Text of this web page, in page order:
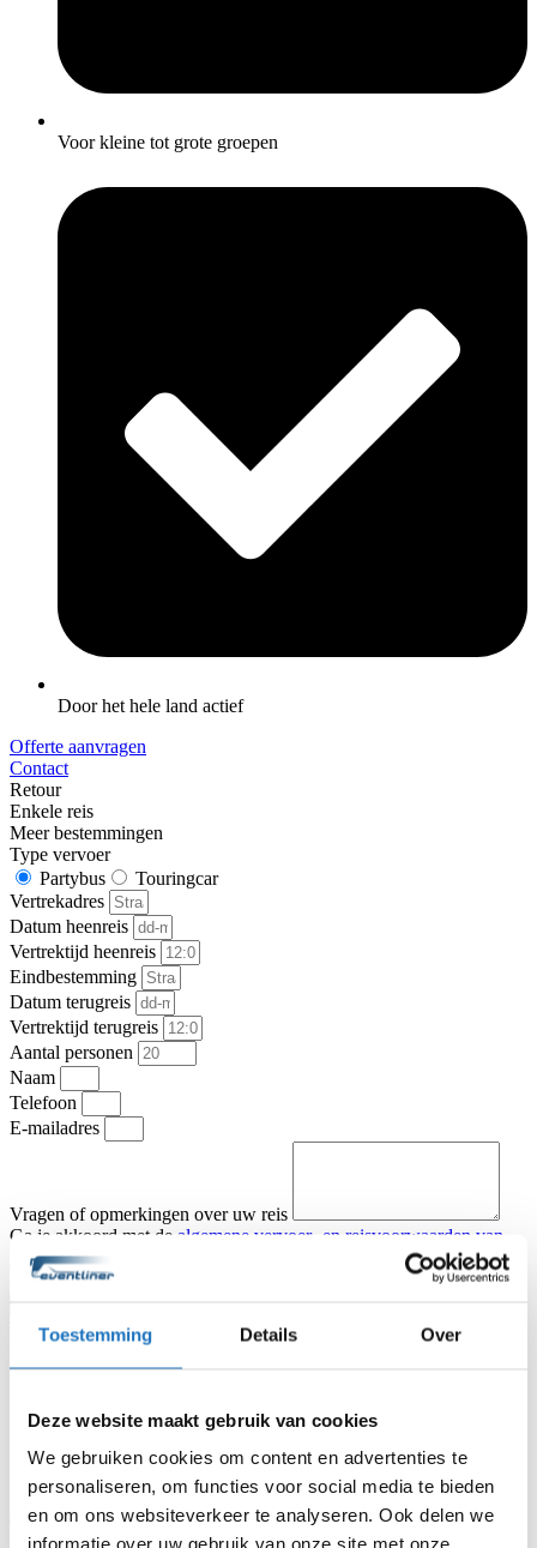
Toestemming Details Over
Deze website maakt gebruik van cookies
We gebruiken cookies om content en advertenties te
personaliseren, om functies voor social media te bieden
en om ons websiteverkeer te analyseren. Ook delen we
informatie over uw gebruik van onze site met onze
Voor kleine tot grote groepen
Door het hele land actief
Offerte aanvragen
Contact
Retour
Enkele reis
Meer bestemmingen
Type vervoer
Partybus
Touringcar
Vertrekadres
Datum heenreis
Vertrektijd heenreis
Eindbestemming
Datum terugreis
Vertrektijd terugreis
Aantal personen
Naam
Telefoon
E-mailadres
Vragen of opmerkingen over uw reis
Ga je akkoord met de algemene vervoer- en reisvoorwaarden van
KNV Busvervoer
Ik ga akkoord
Type vervoer
Touringcar
Vertrekadres
Vertrektijd heenreis
Eindbestemming
Aantal personen
Naam
Telefoon